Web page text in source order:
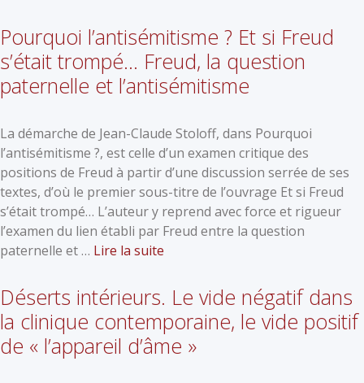
Pourquoi l’antisémitisme ? Et si Freud
s’était trompé… Freud, la question
paternelle et l’antisémitisme
La démarche de Jean-Claude Stoloff, dans Pourquoi
l’antisémitisme ?, est celle d’un examen critique des
positions de Freud à partir d’une discussion serrée de ses
textes, d’où le premier sous-titre de l’ouvrage Et si Freud
s’était trompé… L’auteur y reprend avec force et rigueur
l’examen du lien établi par Freud entre la question
paternelle et … Lire la suite
Déserts intérieurs. Le vide négatif dans
la clinique contemporaine, le vide positif
de « l’appareil d’âme »